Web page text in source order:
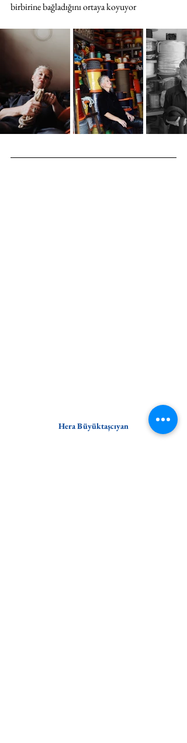
birbirine bağladığını ortaya koyuyor
Hera Büyüktaşcıyan